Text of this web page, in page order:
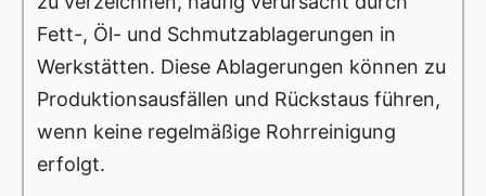
Fett-, Öl- und Schmutzablagerungen in
Werkstätten. Diese Ablagerungen können zu
Produktionsausfällen und Rückstaus führen,
wenn keine regelmäßige Rohrreinigung
erfolgt.